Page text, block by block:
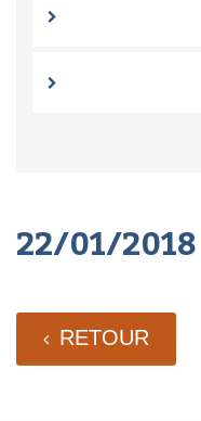
22/01/2018
RETOUR